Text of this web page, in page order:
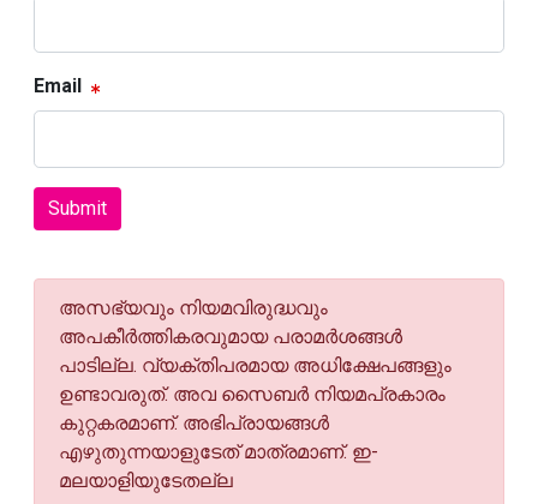
Email
Submit
അസഭ്യവും നിയമവിരുദ്ധവും
അപകീര്‍ത്തികരവുമായ പരാമര്‍ശങ്ങള്‍
പാടില്ല. വ്യക്തിപരമായ അധിക്ഷേപങ്ങളും
ഉണ്ടാവരുത്. അവ സൈബര്‍ നിയമപ്രകാരം
കുറ്റകരമാണ്. അഭിപ്രായങ്ങള്‍
എഴുതുന്നയാളുടേത് മാത്രമാണ്. ഇ-
മലയാളിയുടേതല്ല